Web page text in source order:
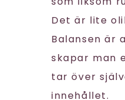
Det är lite
Balansen är
skapar man
tar över
innehållet.